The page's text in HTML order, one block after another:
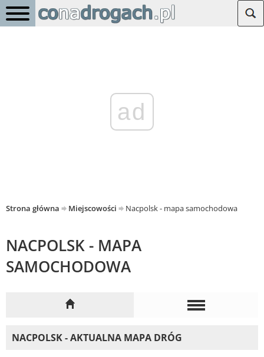
ad
Strona główna Miejscowości Nacpolsk - mapa samochodowa
NACPOLSK - MAPA
SAMOCHODOWA
NACPOLSK - AKTUALNA MAPA DRÓG